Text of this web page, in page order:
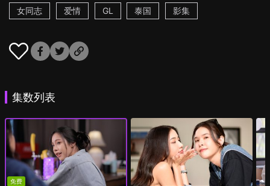
女同志
爱情 GL 泰国 影集
集数列表
免费